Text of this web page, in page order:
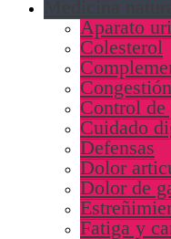
Aparato
Colesterol
Control de
Cuidado
Defensas
Dolor
Dolor de
Fatiga y